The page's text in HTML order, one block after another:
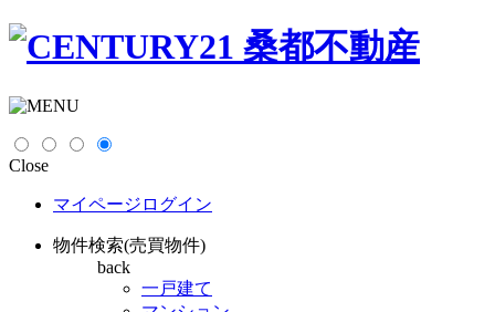
Close
マイページログイン
物件検索(売買物件)
back
一戸建て